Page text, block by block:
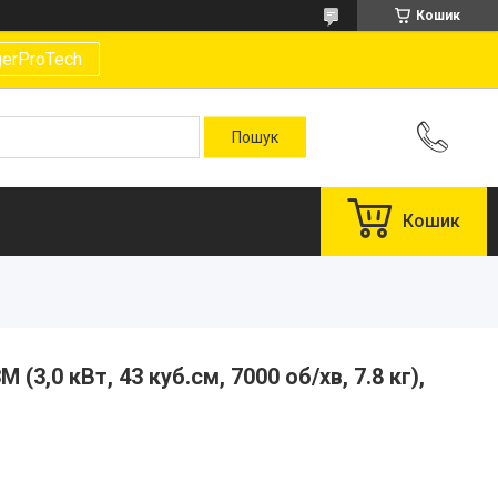
Кошик
Кошик
(3,0 кВт, 43 куб.см, 7000 об/хв, 7.8 кг),